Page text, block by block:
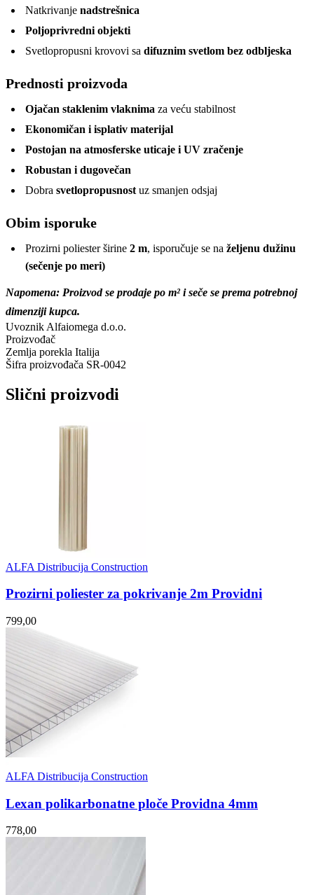
Natkrivanje nadstrešnica
Poljoprivredni objekti
Svetlopropusni krovovi sa difuznim svetlom bez odbljeska
Prednosti proizvoda
Ojačan staklenim vlaknima za veću stabilnost
Ekonomičan i isplativ materijal
Postojan na atmosferske uticaje i UV zračenje
Robustan i dugovečan
Dobra svetlopropusnost uz smanjen odsjaj
Obim isporuke
Prozirni poliester širine 2 m, isporučuje se na željenu dužinu
(sečenje po meri)
Napomena: Proizvod se prodaje po m² i seče se prema potrebnoj
dimenziji kupca.
Uvoznik Alfaiomega d.o.o.
Proizvođač
Zemlja porekla Italija
Šifra proizvođača SR-0042
Slični proizvodi
ALFA Distribucija Construction
Prozirni poliester za pokrivanje 2m Providni
799,00
ALFA Distribucija Construction
Lexan polikarbonatne ploče Providna 4mm
778,00